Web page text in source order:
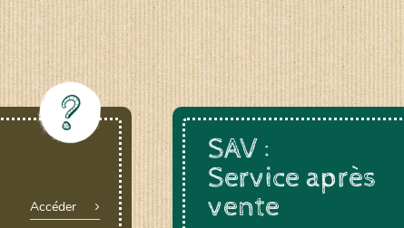
Accéder
SAV :
Service après
vente